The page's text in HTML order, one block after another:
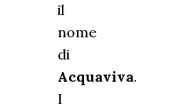
il
nome
di
Acquaviva.
I